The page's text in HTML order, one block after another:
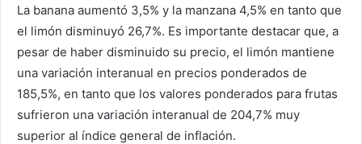
La banana aumentó 3,5% y la manzana 4,5% en tanto que
el limón disminuyó 26,7%. Es importante destacar que, a
pesar de haber disminuido su precio, el limón mantiene
una variación interanual en precios ponderados de
185,5%, en tanto que los valores ponderados para frutas
sufrieron una variación interanual de 204,7% muy
superior al índice general de inflación.